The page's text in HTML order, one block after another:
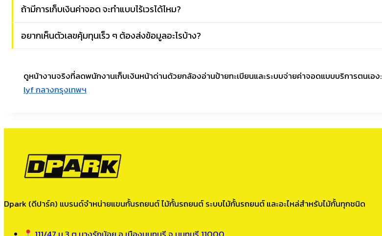
ถ้ามีการเก็บเงินค่าจอด จะทำแบบไร้เวรได้ไหม?
อยากเห็นตัวเลขคุ้มทุนเร็ว ๆ ต้องส่งข้อมูลอะไรบ้าง?
ดูหน้างานจริงที่ลดพนักงานเก็บเงินหน้าด่านด้วยกล้องอ่านป้ายทะเบียนและระบบจ่ายค่าจอดแบบบริการตนเอง:
lyf กลางกรุงเทพฯ
Dpark (ดีปาร์ค) แบรนด์จำหน่ายแขนกั้นรถยนต์ ไม้กั้นรถยนต์ ระบบไม้กั้นรถยนต์ และอะไหล่สำหรับไม้กั้นทุกชนิด